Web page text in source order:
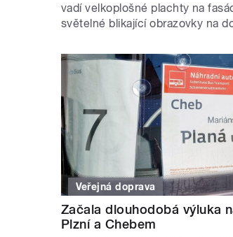
vadí velkoplošné plachty na
světelné blikající obrazovky na
Veřejná doprava
Začala dlouhodobá výluka
Plzní a Chebem